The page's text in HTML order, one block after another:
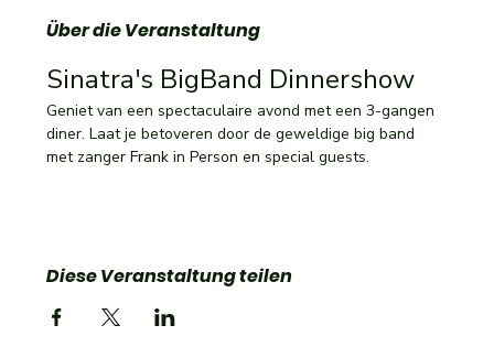
Über die Veranstaltung
Sinatra's BigBand Dinnershow
Geniet van een spectaculaire avond met een 3-gangen
diner. Laat je betoveren door de geweldige big band
met zanger Frank in Person en special guests.
Diese Veranstaltung teilen